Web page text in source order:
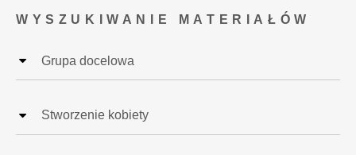
WYSZUKIWANIE MATERIAŁÓW